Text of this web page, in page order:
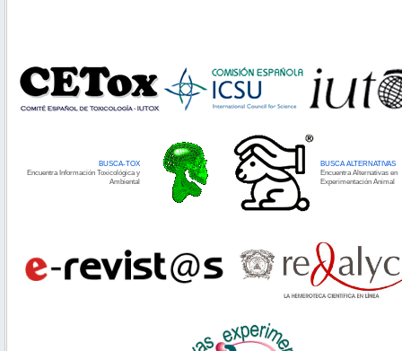
BUSCA-TOX
Encuentra Información Toxicológica y
Ambiental
BUSCA ALTERNATIVAS
Encuentra Alternativas en
Experimentación Animal